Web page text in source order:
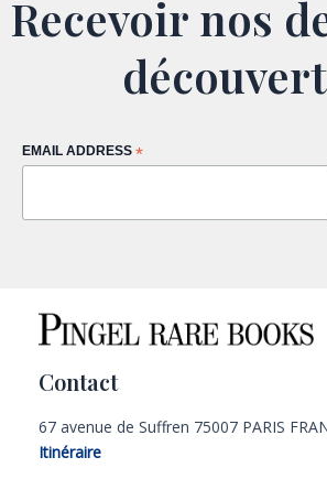
Recevoir nos
EMAIL ADDRESS *
Contact
67 avenue de Suffren 75007 PARIS
Itinéraire